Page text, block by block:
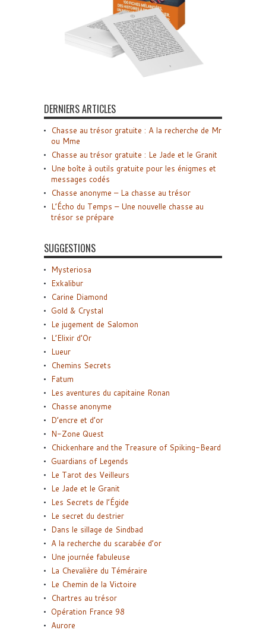
DERNIERS ARTICLES
Chasse au trésor gratuite : A la recherche de Mr
ou Mme
Chasse au trésor gratuite : Le Jade et le Granit
Une boîte à outils gratuite pour les énigmes et
messages codés
Chasse anonyme – La chasse au trésor
L’Écho du Temps – Une nouvelle chasse au
trésor se prépare
SUGGESTIONS
Mysteriosa
Exkalibur
Carine Diamond
Gold & Crystal
Le jugement de Salomon
L’Elixir d’Or
Lueur
Chemins Secrets
Fatum
Les aventures du capitaine Ronan
Chasse anonyme
D’encre et d’or
N-Zone Quest
Chickenhare and the Treasure of Spiking-Beard
Guardians of Legends
Le Tarot des Veilleurs
Le Jade et le Granit
Les Secrets de l’Égide
Le secret du destrier
Dans le sillage de Sindbad
A la recherche du scarabée d’or
Une journée fabuleuse
La Chevalière du Téméraire
Le Chemin de la Victoire
Chartres au trésor
Opération France 98
Aurore